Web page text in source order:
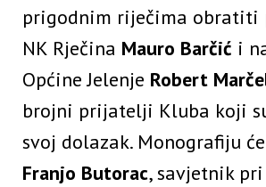
prigodnim riječima obratiti
NK Rječina Mauro Barčić i
Općine Jelenje Robert
brojni prijatelji Kluba koji
svoj dolazak. Monografiju
Franjo Butorac, savjetnik